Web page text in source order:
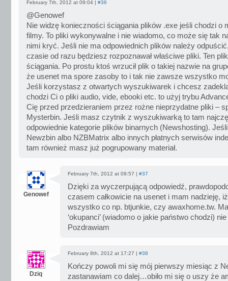
February 7th, 2012 at 09:04 | #36
@Genowef
Nie widzę konieczności ściągania plików .exe jeśli chodzi o
filmy. To pliki wykonywalne i nie wiadomo, co może się tak
nimi kryć. Jeśli nie ma odpowiednich plików należy
czasie od razu będziesz rozpoznawał właściwe pliki. Ten
ściągania. Po prostu ktoś wrzucił plik o takiej nazwie na
że usenet ma spore zasoby to i tak nie zawsze wszystko
Jeśli korzystasz z otwartych wyszukiwarek i chcesz
chodzi Ci o pliki audio, vide, ebooki etc. to użyj trybu
Cię przed przedzieraniem przez rożne nieprzydatne pliki –
Mysterbin. Jeśli masz czytnik z wyszukiwarką to tam
odpowiednie kategorie plików binarnych (Newshosting).
Newzbin albo NZBMatrix albo innych płatnych serwisów
tam również masz już pogrupowany materiał.
Genowef
February 7th, 2012 at 09:57 | #37
Dzięki za wyczerpującą odpowiedź,
czasem całkowicie na usenet i mam nadzieję,
wszystko co np. btjunkie, czy awaxhome.tw.
‘okupanci’ (wiadomo o jakie państwo chodzi) nie
Pozdrawiam
Dziq
February 8th, 2012 at 17:27 | #38
Kończy powoli mi się mój pierwszy miesiąc z
zastanawiam co dalej…obiło mi się o uszy że